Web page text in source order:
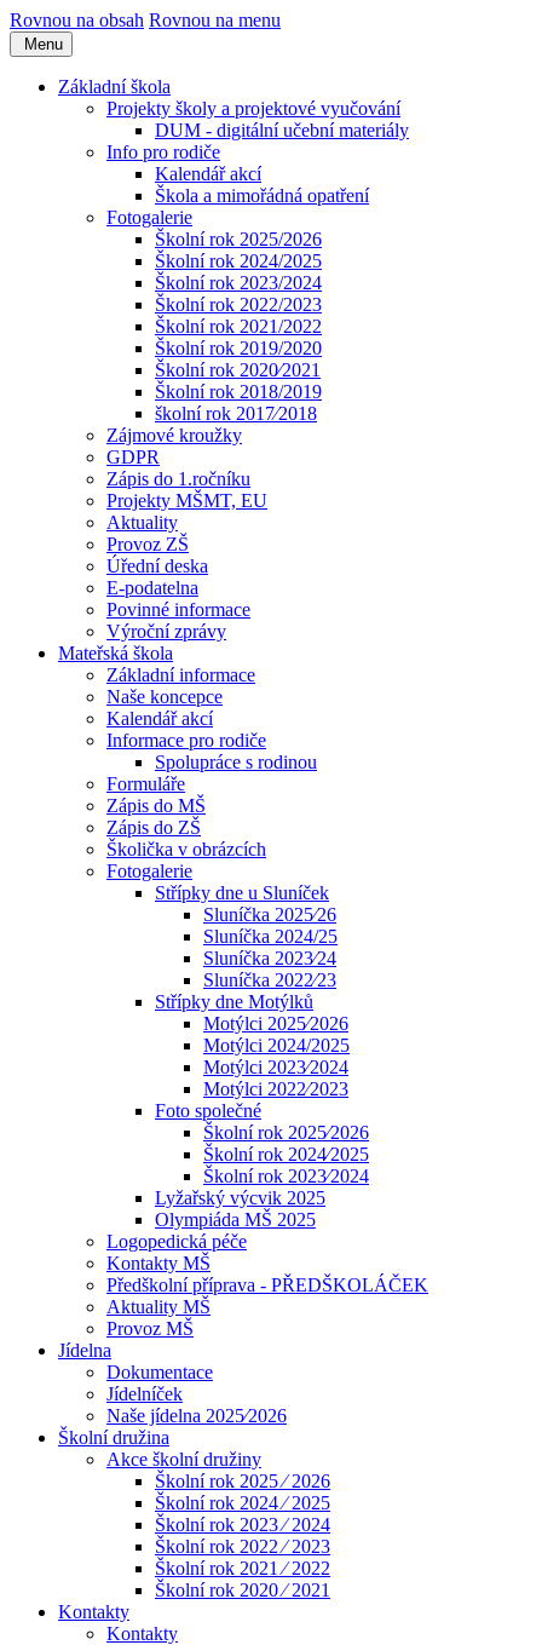
Rovnou na obsah Rovnou na menu
Menu
Základní škola
Projekty školy a projektové vyučování
DUM - digitální učební materiály
Info pro rodiče
Kalendář akcí
Škola a mimořádná opatření
Fotogalerie
Školní rok 2025/2026
Školní rok 2024/2025
Školní rok 2023/2024
Školní rok 2022/2023
Školní rok 2021/2022
Školní rok 2019/2020
Školní rok 2020⁄2021
Školní rok 2018/2019
školní rok 2017⁄2018
Zájmové kroužky
GDPR
Zápis do 1.ročníku
Projekty MŠMT, EU
Aktuality
Provoz ZŠ
Úřední deska
E-podatelna
Povinné informace
Výroční zprávy
Mateřská škola
Základní informace
Naše koncepce
Kalendář akcí
Informace pro rodiče
Spolupráce s rodinou
Formuláře
Zápis do MŠ
Zápis do ZŠ
Školička v obrázcích
Fotogalerie
Střípky dne u Sluníček
Sluníčka 2025⁄26
Sluníčka 2024/25
Sluníčka 2023⁄24
Sluníčka 2022⁄23
Střípky dne Motýlků
Motýlci 2025⁄2026
Motýlci 2024/2025
Motýlci 2023⁄2024
Motýlci 2022⁄2023
Foto společné
Školní rok 2025⁄2026
Školní rok 2024⁄2025
Školní rok 2023⁄2024
Lyžařský výcvik 2025
Olympiáda MŠ 2025
Logopedická péče
Kontakty MŠ
Předškolní příprava - PŘEDŠKOLÁČEK
Aktuality MŠ
Provoz MŠ
Jídelna
Dokumentace
Jídelníček
Naše jídelna 2025⁄2026
Školní družina
Akce školní družiny
Školní rok 2025 ⁄ 2026
Školní rok 2024 ⁄ 2025
Školní rok 2023 ⁄ 2024
Školní rok 2022 ⁄ 2023
Školní rok 2021 ⁄ 2022
Školní rok 2020 ⁄ 2021
Kontakty
Kontakty